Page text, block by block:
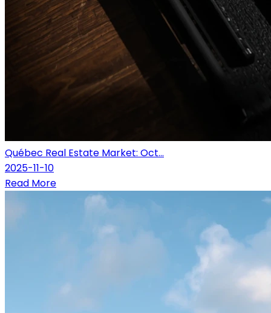
Québec Real Estate Market: Oct...
2025-11-10
Read More